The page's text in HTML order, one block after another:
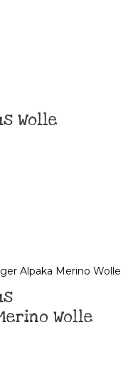
Wolle
Wolle